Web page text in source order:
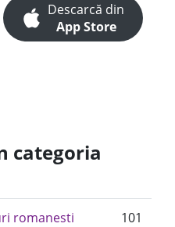
Descarcă din
App Store
categoria
romanesti
101